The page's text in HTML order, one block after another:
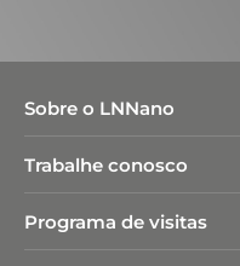
Sobre o LNNano
Trabalhe conosco
Programa de visitas